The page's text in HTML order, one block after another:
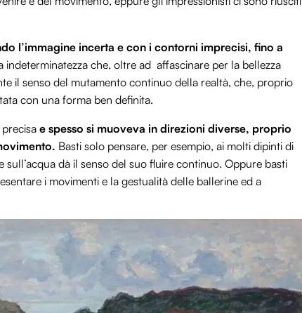
l’immagine incerta e con i contorni imprecisi, fino a
indeterminatezza che, oltre ad affascinare per la bellezza
il senso del mutamento continuo della realtà, che, proprio
con una forma ben definita.
e spesso si muoveva in direzioni diverse, proprio
Basti solo pensare, per esempio, ai molti dipinti di
dà il senso del suo fluire continuo. Oppure basti
i movimenti e la gestualità delle ballerine ed a